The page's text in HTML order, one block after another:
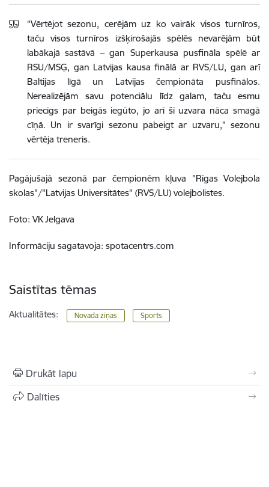
“Vērtējot sezonu, cerējām uz ko vairāk visos turnīros,
taču visos turnīros izšķirošajās spēlēs nevarējām būt
labākajā sastāvā – gan Superkausa pusfināla spēlē ar
RSU/MSĢ, gan Latvijas kausa finālā ar RVS/LU, gan arī
Baltijas līgā un Latvijas čempionāta pusfinālos.
Nerealizējām savu potenciālu līdz galam, taču esmu
priecīgs par beigās iegūto, jo arī šī uzvara nāca smagā
cīņā. Un ir svarīgi sezonu pabeigt ar uzvaru,” sezonu
vērtēja treneris.
Pagājušajā sezonā par čempionēm kļuva "Rīgas Volejbola
skolas"/"Latvijas Universitātes" (RVS/LU) volejbolistes.
Foto: VK Jelgava
Informāciju sagatavoja: spotacentrs.com
Saistītas tēmas
Aktualitātes: Novada ziņas Sports
Drukāt lapu
Dalīties